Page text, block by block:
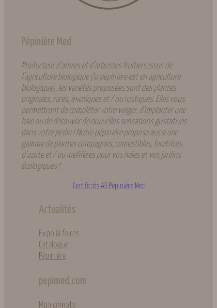
Pépinière Med
Producteur d’arbres et d’arbustes fruitiers issus de
l’agriculture biologique (la pépinière est en agriculture
biologique), les variétés proposées sont des plantes
originales, rares, exotiques et / ou rustiques. Elles vous
permettront de compléter votre verger, d’implanter une
haie ou de découvrir de nouvelles sensations gustatives
dans votre jardin ! Notre pépinière propose aussi une
gamme de plantes compagnes, comestibles, fixatrices
d’azote et / ou mellifères pour vos haies et vos jardins
écologiques !
Certificats AB Pépinière Med
Actualités
Expo & foires
Catalogue
Pépinière
pepimed.com
Mon compte